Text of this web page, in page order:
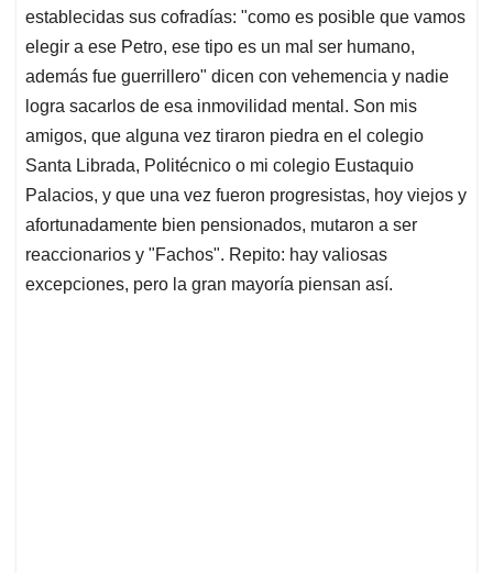
establecidas sus cofradías: "como es posible que vamos
elegir a ese Petro, ese tipo es un mal ser humano,
además fue guerrillero" dicen con vehemencia y nadie
logra sacarlos de esa inmovilidad mental. Son mis
amigos, que alguna vez tiraron piedra en el colegio
Santa Librada, Politécnico o mi colegio Eustaquio
Palacios, y que una vez fueron progresistas, hoy viejos y
afortunadamente bien pensionados, mutaron a ser
reaccionarios y "Fachos". Repito: hay valiosas
excepciones, pero la gran mayoría piensan así.